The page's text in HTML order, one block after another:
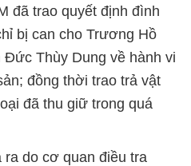
đã trao quyết định đình
bị can cho Trương Hồ
Thùy Dung về hành vi
đồng thời trao trả vật
đã thu giữ trong quá
do cơ quan điều tra